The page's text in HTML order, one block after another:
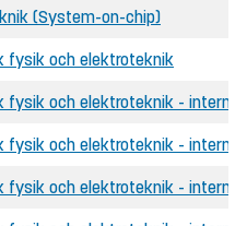
(System-on-chip)
fysik och elektroteknik
fysik och elektroteknik -
fysik och elektroteknik -
fysik och elektroteknik -